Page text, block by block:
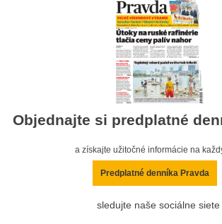
Objednajte si predplatné
a získajte užitočné informácie na
Predplatné denníka Pravda
sledujte naše sociálne siete